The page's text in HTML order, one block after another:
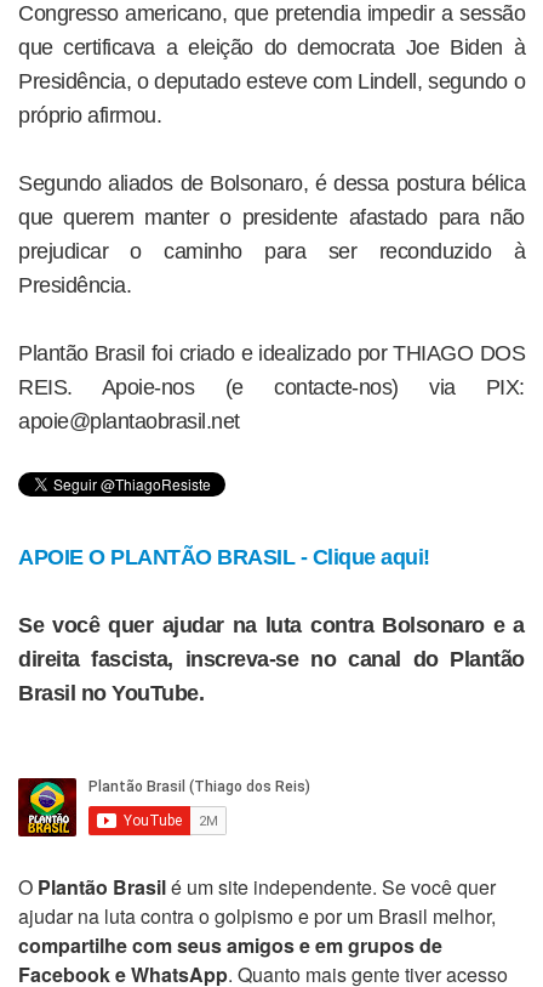
Congresso americano, que pretendia impedir a sessão
que certificava a eleição do democrata Joe Biden à
Presidência, o deputado esteve com Lindell, segundo o
próprio afirmou.
Segundo aliados de Bolsonaro, é dessa postura bélica
que querem manter o presidente afastado para não
prejudicar o caminho para ser reconduzido à
Presidência.
Plantão Brasil foi criado e idealizado por THIAGO DOS
REIS. Apoie-nos (e contacte-nos) via PIX:
apoie@plantaobrasil.net
APOIE O PLANTÃO BRASIL - Clique aqui!
Se você quer ajudar na luta contra Bolsonaro e a
direita fascista, inscreva-se no canal do Plantão
Brasil no YouTube.
O Plantão Brasilé um site independente. Se você quer
ajudar na luta contra o golpismo e por um Brasil melhor,
compartilhe com seus amigos e em grupos de
Facebook e WhatsApp. Quanto mais gente tiver acesso